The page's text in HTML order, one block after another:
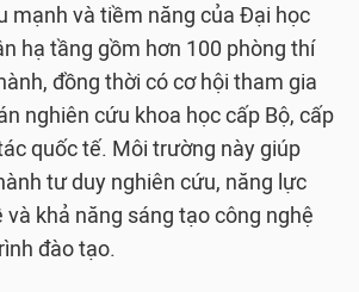
mạnh và tiềm năng của Đại học
hạ tầng gồm hơn 100 phòng thí
đồng thời có cơ hội tham gia
nghiên cứu khoa học cấp Bộ, cấp
quốc tế. Môi trường này giúp
tư duy nghiên cứu, năng lực
khả năng sáng tạo công nghệ
đào tạo.